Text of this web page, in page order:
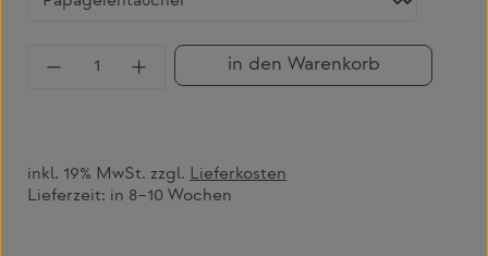
Produkt Anzahl: Gib den gewünschten
in den Warenkorb
inkl. 19% MwSt. zzgl. Lieferkosten
Lieferzeit: in 8–10 Wochen